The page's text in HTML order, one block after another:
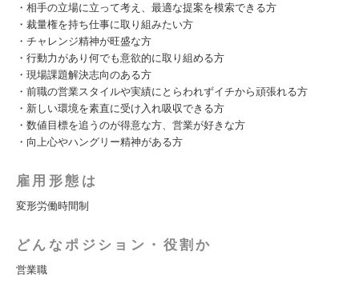
・相手の立場に立って考え、最適な提案を模索できる方
・裁量権を持ち仕事に取り組みたい方
・チャレンジ精神が旺盛な方
・行動力があり何でも意欲的に取り組める方
・現場課題解決志向のある方
・前職の営業スタイルや実績にとらわれずイチから頑張れる方
・新しい環境を素直に受け入れ吸収できる方
・数値目標を追うのが得意な方、営業が好きな方
・向上心やハングリー精神がある方
雇用形態は
変形労働時間制
どんなポジション・役割か
営業職